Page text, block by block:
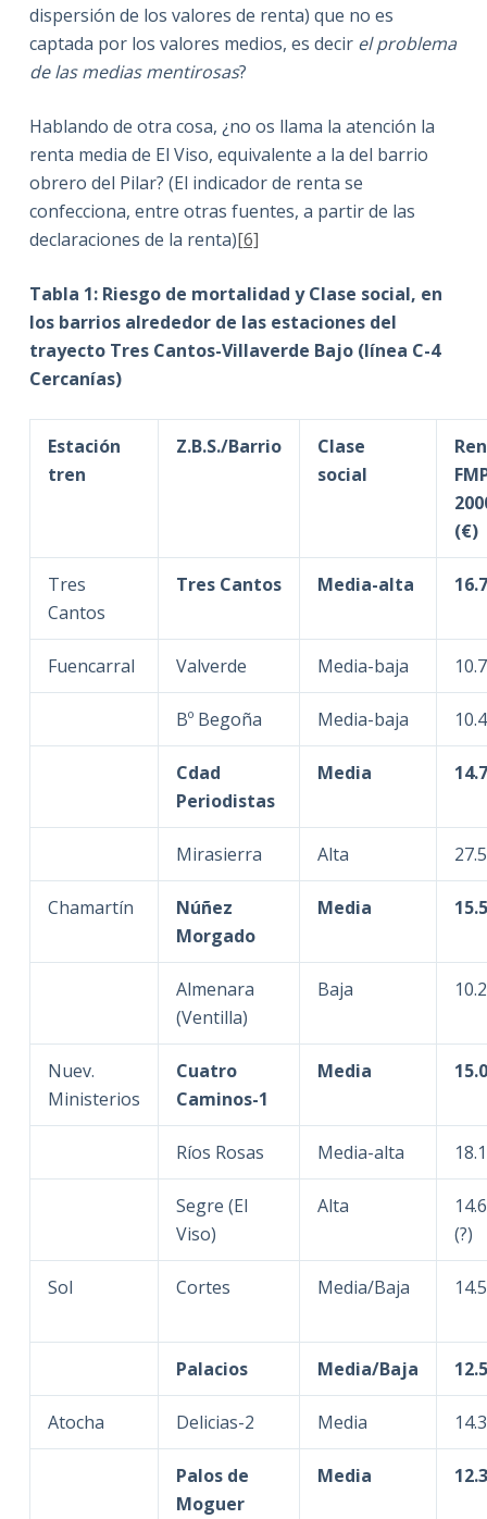
dispersión de los valores de renta) que no es
captada por los valores medios, es decir el problema
de las medias mentirosas?
Hablando de otra cosa, ¿no os llama la atención la
renta media de El Viso, equivalente a la del barrio
obrero del Pilar? (El indicador de renta se
confecciona, entre otras fuentes, a partir de las
declaraciones de la renta)[6]
Tabla 1: Riesgo de mortalidad y Clase social, en
los barrios alrededor de las estaciones del
trayecto Tres Cantos-Villaverde Bajo (línea C-4
Cercanías)
Estación
tren
Z.B.S./Barrio
Clase
social
(€)
Tres
Cantos
Tres Cantos Media-alta
Fuencarral Valverde Media-baja
Bº Begoña Media-baja
Cdad
Periodistas
Media
Mirasierra Alta
Chamartín
Núñez
Morgado
Media
Almenara
(Ventilla)
Baja
Nuev.
Ministerios
Cuatro
Caminos-1
Media
Ríos Rosas Media-alta
Segre (El
Viso)
Alta
(?)
Sol Cortes Media/Baja
Palacios Media/Baja
Atocha Delicias-2 Media
Palos de
Moguer
Media